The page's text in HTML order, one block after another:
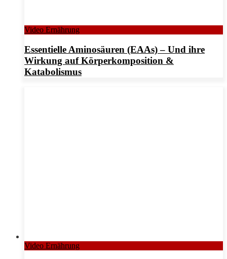
Video Ernährung
Essentielle Aminosäuren (EAAs) – Und ihre
Wirkung auf Körperkomposition &
Katabolismus
Video Ernährung